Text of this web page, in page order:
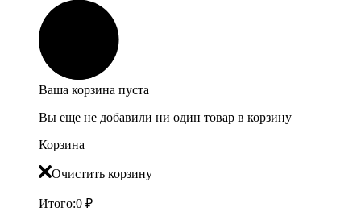
Ваша корзина пуста
Вы еще не добавили ни один товар в корзину
Корзина
Очистить корзину
Итого:0 ₽